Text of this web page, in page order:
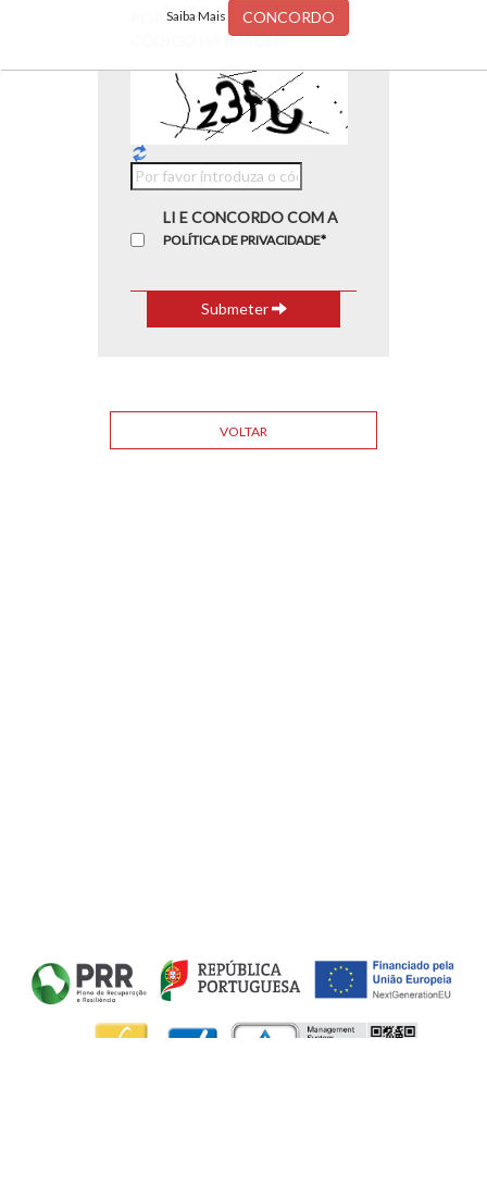
Saiba Mais CONCORDO
POR FAVOR INTRODUZA O
CÓDIGO NA IMAGEM
LI E CONCORDO COM A
POLÍTICA DE PRIVACIDADE*
Submeter
VOLTAR